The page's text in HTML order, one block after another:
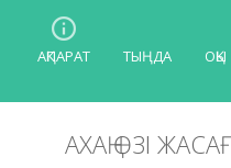
АҚПАРАТ ТЫҢДА ОҚЫ
АХАҢ ӨЗІ